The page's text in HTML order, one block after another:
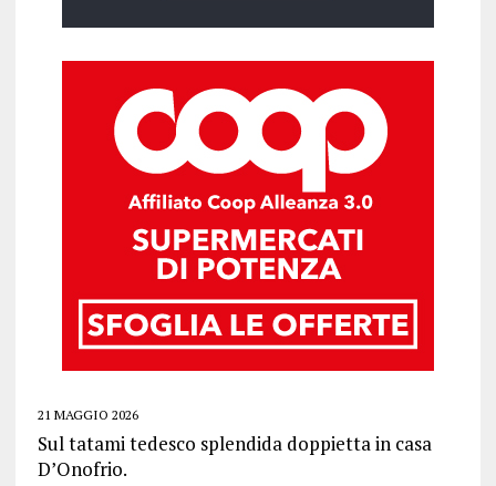
21 MAGGIO 2026
Sul tatami tedesco splendida doppietta in casa
D’Onofrio.